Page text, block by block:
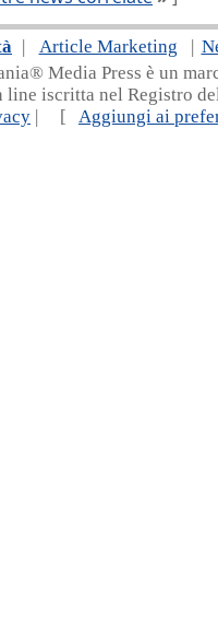
| Article Marketing |
Media Press è un
line iscritta nel Registro
| [ Aggiungi ai